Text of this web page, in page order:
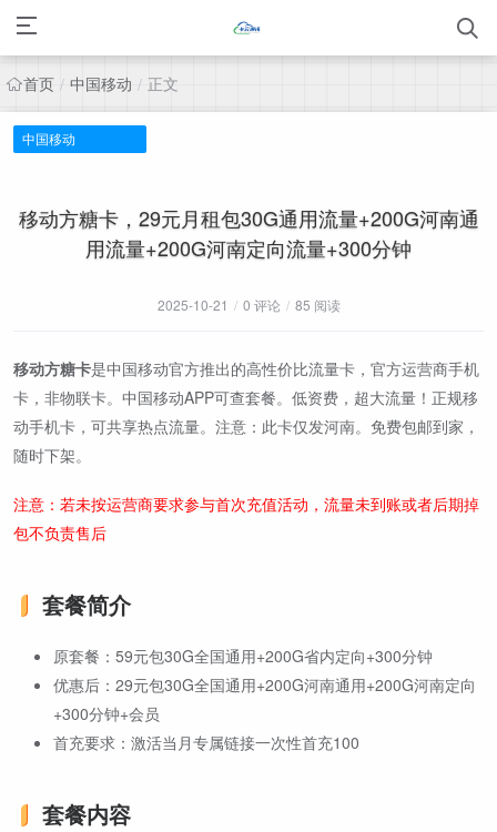
首页 / 中国移动 / 正文
中国移动
移动方糖卡，29元月租包30G通用流量+200G河南通
用流量+200G河南定向流量+300分钟
2025-10-21 / 0 评论 / 85 阅读
移动方糖卡是中国移动官方推出的高性价比流量卡，官方运营商手机
卡，非物联卡。中国移动APP可查套餐。低资费，超大流量！正规移
动手机卡，可共享热点流量。注意：此卡仅发河南。免费包邮到家，
随时下架。
注意：若未按运营商要求参与首次充值活动，流量未到账或者后期掉
包不负责售后
套餐简介
原套餐：59元包30G全国通用+200G省内定向+300分钟
优惠后：29元包30G全国通用+200G河南通用+200G河南定向
+300分钟+会员
首充要求：激活当月专属链接一次性首充100
套餐内容